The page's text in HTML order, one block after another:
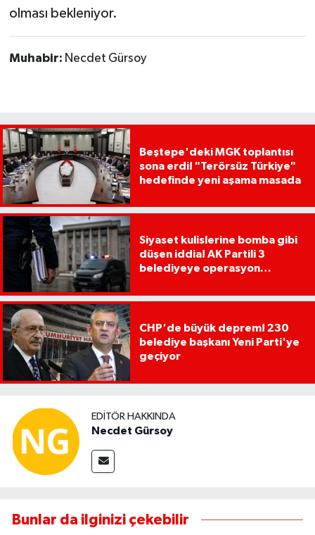
olması bekleniyor.
Muhabir: Necdet Gürsoy
Beştepe'deki MGK toplantısı
sona erdi! "Terörsüz Türkiye"
hedefinde yeni aşama masada
Siyaset kulislerine bomba gibi
düşen iddia! AK Partili 3
belediyeye operasyon
CHP'de büyük deprem! 230
belediye başkanı Yeni Parti'ye
geçiyor
EDITÖR HAKKINDA
Necdet Gürsoy
Bunlar da ilginizi çekebilir